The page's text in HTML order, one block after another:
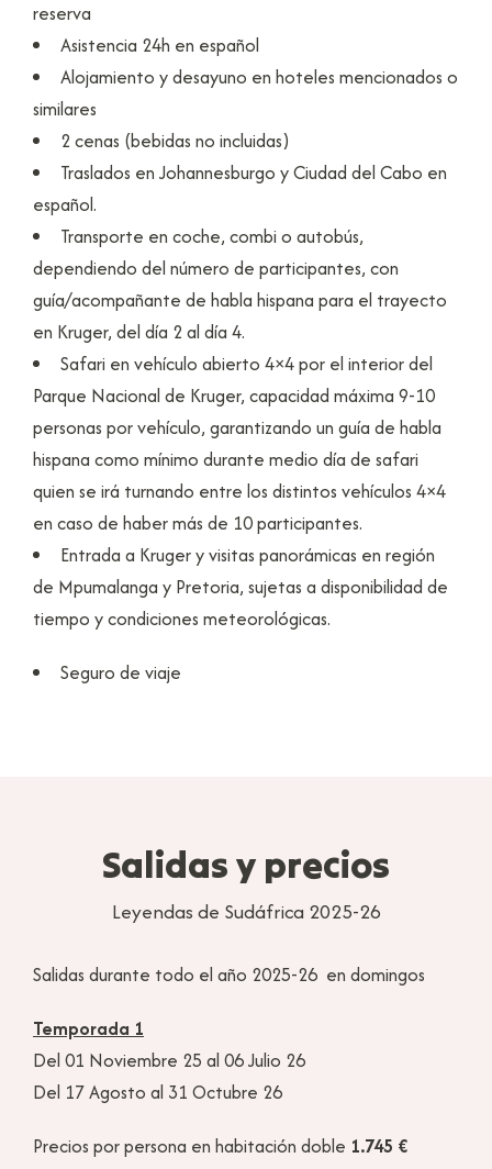
reserva
Asistencia 24h en español
Alojamiento y desayuno en hoteles mencionados o
similares
2 cenas (bebidas no incluidas)
Traslados en Johannesburgo y Ciudad del Cabo en
español.
Transporte en coche, combi o autobús,
dependiendo del número de participantes, con
guía/acompañante de habla hispana para el trayecto
en Kruger, del día 2 al día 4.
Safari en vehículo abierto 4×4 por el interior del
Parque Nacional de Kruger, capacidad máxima 9-10
personas por vehículo, garantizando un guía de habla
hispana como mínimo durante medio día de safari
quien se irá turnando entre los distintos vehículos 4×4
en caso de haber más de 10 participantes.
Entrada a Kruger y visitas panorámicas en región
de Mpumalanga y Pretoria, sujetas a disponibilidad de
tiempo y condiciones meteorológicas.
Seguro de viaje
Salidas y precios
Leyendas de Sudáfrica 2025-26
Salidas durante todo el año 2025-26 en domingos
Temporada 1
Del 01 Noviembre 25 al 06 Julio 26
Del 17 Agosto al 31 Octubre 26
Precios por persona en habitación doble 1.745 €